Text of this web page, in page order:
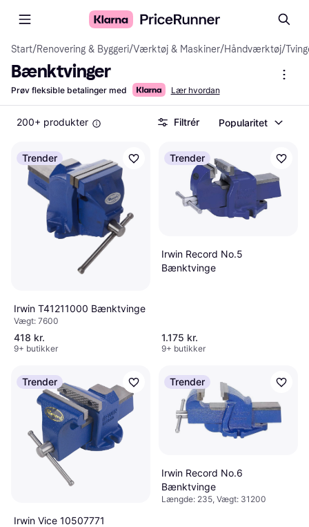
Start/Renovering & Byggeri/Værktøj & Maskiner/Håndværktøj/
Bænktvinger
Prøv fleksible betalinger med Lær hvordan
200+ produkter Filtrér Popularitet
Trender
Irwin T41211000 Bænktvinge
Vægt: 7600
418 kr.
9+ butikker
Trender
Irwin Record No.5
Bænktvinge
1.175 kr.
9+ butikker
Trender
Irwin Vice 10507771
Trender
Irwin Record No.6
Bænktvinge
Længde: 235, Vægt: 31200